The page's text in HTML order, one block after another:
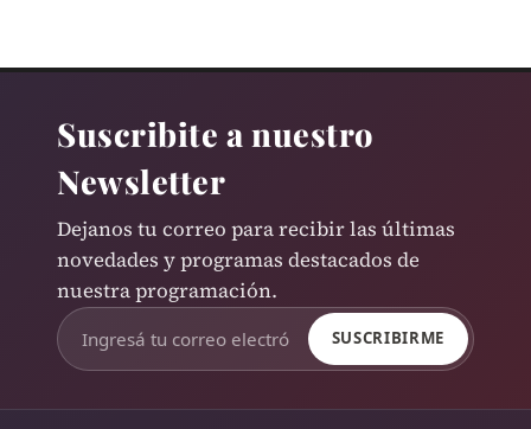
Suscribite a nuestro
Newsletter
Dejanos tu correo para recibir las últimas
novedades y programas destacados de
nuestra programación.
SUSCRIBIRME